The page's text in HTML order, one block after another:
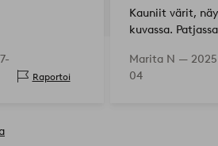
Raportoi
Kauniit värit,
kuvassa.
pehmeä istua
vähennykseen).
Marita N —
04